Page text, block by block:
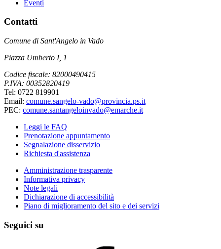
Eventi
Contatti
Comune di Sant'Angelo in Vado
Piazza Umberto I, 1
Codice fiscale: 82000490415
P.IVA: 00352820419
Tel: 0722 819901
Email: comune.sangelo-vado@provincia.ps.it
PEC: comune.santangeloinvado@emarche.it
Leggi le FAQ
Prenotazione appuntamento
Segnalazione disservizio
Richiesta d'assistenza
Amministrazione trasparente
Informativa privacy
Note legali
Dichiarazione di accessibilità
Piano di miglioramento del sito e dei servizi
Seguici su